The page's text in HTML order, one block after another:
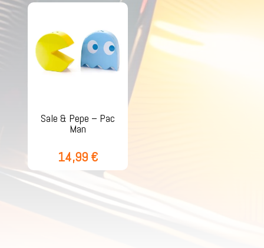
Sale & Pepe – Pac
Man
14,99 €